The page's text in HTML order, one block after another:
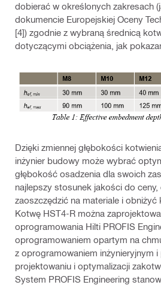
dobierać w określonych zakresach
dokumencie Europejskiej Oceny
[4]) zgodnie z wybraną średnicą
dotyczącymi obciążenia, jak
Dzięki zmiennej głębokości
inżynier budowy może wybrać
głębokość osadzenia dla swoich
najlepszy stosunek jakości do
zaoszczędzić na materiale i obniżyć
Kotwę HST4-R można
oprogramowania Hilti PROFIS
oprogramowaniem opartym na
z oprogramowaniem inżynieryjnym
projektowaniu i optymalizacji
System PROFIS Engineering